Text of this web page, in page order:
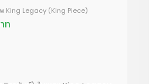
King Legacy (King Piece)
ท